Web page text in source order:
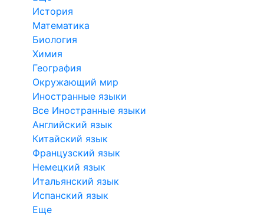
История
Математика
Биология
Химия
География
Окружающий мир
Иностранные языки
Все Иностранные языки
Английский язык
Китайский язык
Французский язык
Немецкий язык
Итальянский язык
Испанский язык
Еще